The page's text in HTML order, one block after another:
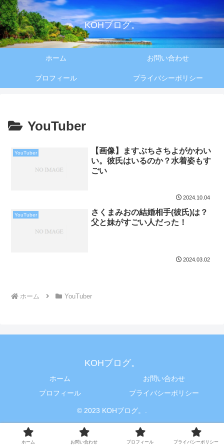
KOHブログ。
ホーム お問い合わせ
プロフィール プライバシーポリシー
YouTuber
YouTuber
【画像】ますぶちさちよがかわい
い。彼氏はいるのか？水着姿もす
ごい
2024.10.04
YouTuber
さくまみおの結婚相手(彼氏)は？
父と妹がすごい人だった！
2024.03.02
ホーム YouTuber
KOHブログ。
ホーム
お問い合わせ
プロフィール
プライバシーポリシー
© 2023 KOHブログ。.
ホーム お問い合わせ プロフィール プライバシーポリシー